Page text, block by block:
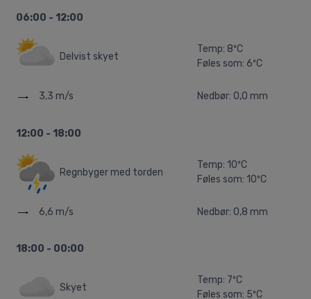
06:00 - 12:00
Delvist skyet
Temp: 8ºC
Føles som: 6ºC
3,3 m/s Nedbør: 0,0 mm
12:00 - 18:00
Regnbyger med torden
Temp: 10ºC
Føles som: 10ºC
6,6 m/s Nedbør: 0,8 mm
18:00 - 00:00
Skyet
Temp: 7ºC
Føles som: 5ºC